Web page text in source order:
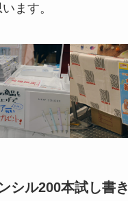
ます。
シル200本試し書き